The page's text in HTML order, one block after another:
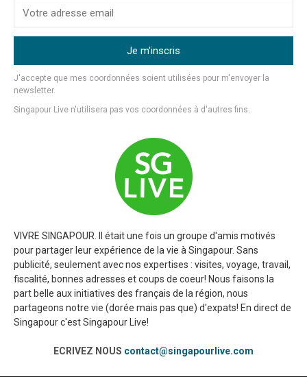
Je m'inscris
J'accepte que mes coordonnées soient utilisées pour m'envoyer la
newsletter.
Singapour Live n'utilisera pas vos coordonnées à d'autres fins.
VIVRE SINGAPOUR. Il était une fois un groupe d'amis motivés
pour partager leur expérience de la vie à Singapour. Sans
publicité, seulement avec nos expertises : visites, voyage, travail,
fiscalité, bonnes adresses et coups de coeur! Nous faisons la
part belle aux initiatives des français de la région, nous
partageons notre vie (dorée mais pas que) d'expats! En direct de
Singapour c'est Singapour Live!
ECRIVEZ NOUS contact@singapourlive.com